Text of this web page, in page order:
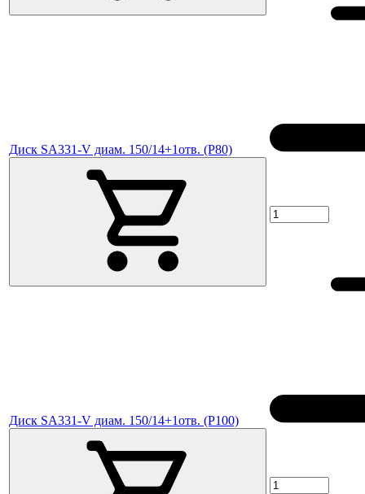
Диск SA331-V диам. 150/14+1отв. (P80)
Диск SA331-V диам. 150/14+1отв. (P100)